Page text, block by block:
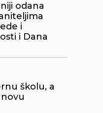
odana
i
i Dana
školu, a